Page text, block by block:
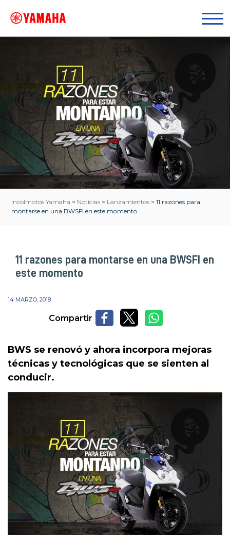
Incolmotos Yamaha > Noticias > Lanzamientos > 11 razones para
montarse en una BWSFI en este momento
11 razones para montarse en una BWSFI en
este momento
14 MARZO, 2018
Compartir
BWS se renovó y ahora incorpora mejoras
técnicas y tecnológicas que se sienten al
conducir.